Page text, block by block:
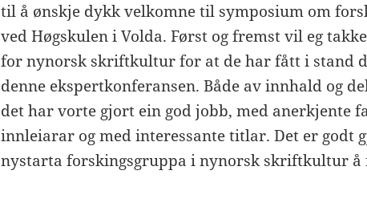
til å ønskje dykk velkomne til symposium om
ved Høgskulen i Volda. Først og fremst vil eg
for nynorsk skriftkultur for at de har fått i stand
denne ekspertkonferansen. Både av innhald og
det har vorte gjort ein god jobb, med anerkjente
innleiarar og med interessante titlar. Det er godt
nystarta forskingsgruppa i nynorsk skriftkultur å